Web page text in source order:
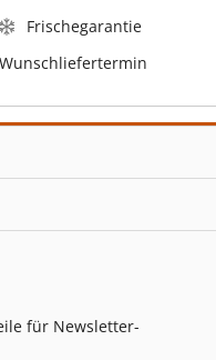
Frischegarantie
Wunschliefertermin
für Newsletter-